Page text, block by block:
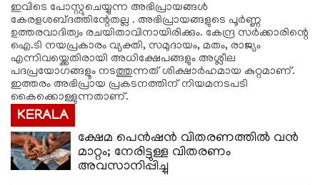
ഇവിടെ പോസ്റ്റുചെയ്യുന്ന അഭിപ്രായങ്ങള്‍
കേരളശബ്‌ദത്തിന്റേതല്ല . അഭിപ്രായങ്ങളുടെ പൂര്‍ണ്ണ
ഉത്തരവാദിത്വം രചയിതാവിനായിരിക്കും. കേന്ദ്ര സർക്കാരിന്റെ
ഐ.ടി നയപ്രകാരം വ്യക്തി, സമുദായം, മതം, രാജ്യം
എന്നിവയ്ക്കെതിരായി അധിക്ഷേപങ്ങളും അശ്ലീല
പദപ്രയോഗങ്ങളൂം നടത്തുന്നത് ശിക്ഷാര്‍ഹമായ കുറ്റമാണ്.
ഇത്തരം അഭിപ്രായ പ്രകടനത്തിന് നിയമനടപടി
കൈക്കൊള്ളുന്നതാണ്.
KERALA
ക്ഷേമ പെൻഷൻ വിതരണത്തിൽ വൻ
മാറ്റം; നേരിട്ടുള്ള വിതരണം
അവസാനിപ്പിച്ചു